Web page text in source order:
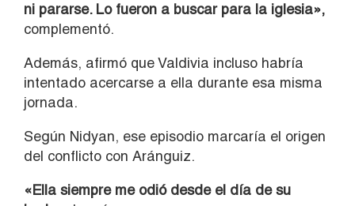
ni pararse. Lo fueron a buscar para la iglesia»,
complementó.
Además, afirmó que Valdivia incluso habría
intentado acercarse a ella durante esa misma
jornada.
Según Nidyan, ese episodio marcaría el origen
del conflicto con Aránguiz.
«Ella siempre me odió desde el día de su